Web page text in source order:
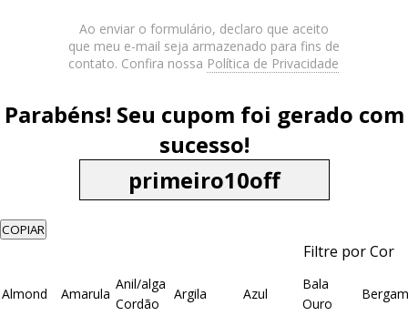
Ao enviar o formulário, declaro que aceito
que meu e-mail seja armazenado para fins de
contato. Confira nossa Política de Privacidade
Parabéns! Seu cupom foi gerado com
sucesso!
COPIAR
Filtre por Cor
Almond Amarula
Anil/alga
Cordão
Argila Azul
Bala
Ouro